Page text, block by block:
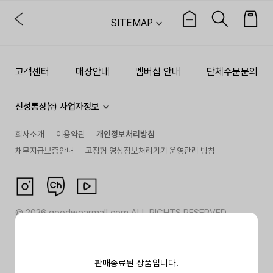
판매종료된 상품입니다.
SITEMAP
고객센터 매장안내 멤버십 안내 단체주문문의
신성통상㈜ 사업자정보
회사소개 이용약관
개인정보처리방침
채무지급보증안내
고정형 영상정보처리기기 운영관리 방침
©2026goodwearmall.com ALL RIGHTS RESERVED